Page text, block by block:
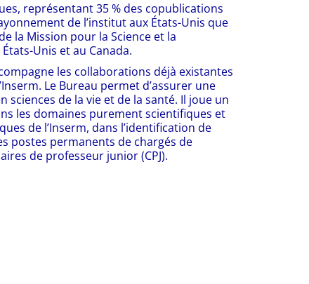
représentant 35 % des copublications
de l’institut aux États-Unis que
la Mission pour la Science et la
Unis et au Canada.
les collaborations déjà existantes
Le Bureau permet d’assurer une
de la vie et de la santé. Il joue un
les domaines purement scientifiques et
de l’Inserm, dans l’identification de
postes permanents de chargés de
de professeur junior (CPJ).